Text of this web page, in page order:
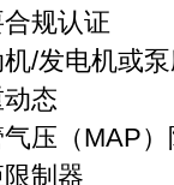
规认证
/发电机或
态
压（MAP
制器